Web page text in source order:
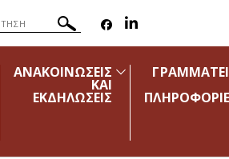
ΑΝΑΚΟΙΝΩΣΕΙΣ
ΚΑΙ
ΕΚΔΗΛΩΣΕΙΣ